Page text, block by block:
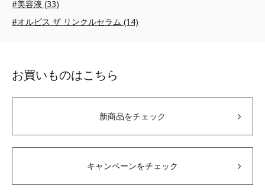
#美容液 (33)
#オルビス ザ リンクルセラム (14)
お買いものはこちら
新商品をチェック
キャンペーンをチェック